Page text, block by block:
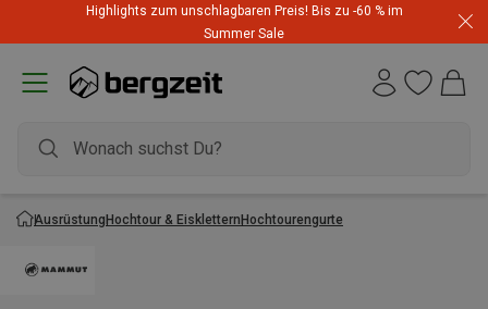
Highlights zum unschlagbaren Preis! Bis zu -60 % im
Summer Sale
AusrüstungHochtour & EiskletternHochtourengurte